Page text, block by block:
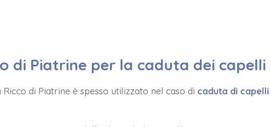
di Piatrine per la caduta dei capelli
di Piatrine è spesso utilizzato nel caso di caduta di capelli